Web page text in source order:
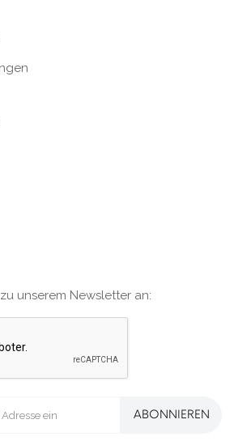
unserem Newsletter an:
ABONNIEREN